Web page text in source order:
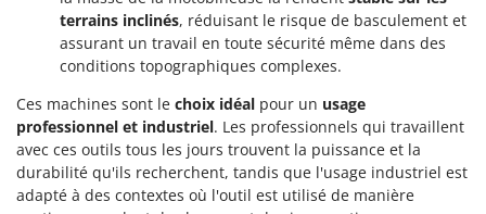
terrains inclinés, réduisant le risque de basculement et
assurant un travail en toute sécurité même dans des
conditions topographiques complexes.
Ces machines sont le choix idéal pour un usage
professionnel et industriel. Les professionnels qui travaillent
avec ces outils tous les jours trouvent la puissance et la
durabilité qu'ils recherchent, tandis que l'usage industriel est
adapté à des contextes où l'outil est utilisé de manière